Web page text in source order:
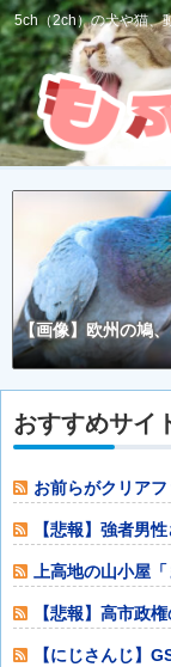
5ch（2ch）の犬や猫、
【画像】欧州の鳩
おすすめサイ
お前らがクリア
な？他
【悲報】強者男
なんだ？普通
上高地の山小屋
→韓国メディア
【悲報】高市政
が全て判明ｗｗ
【にじさんじ】